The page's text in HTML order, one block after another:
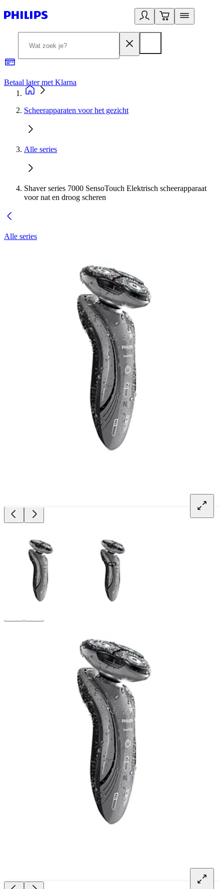
Betaal later met Klarna
Scheerapparaten voor het gezicht
Alle series
Shaver series 7000 SensoTouch Elektrisch scheerapparaat
voor nat en droog scheren
Alle series